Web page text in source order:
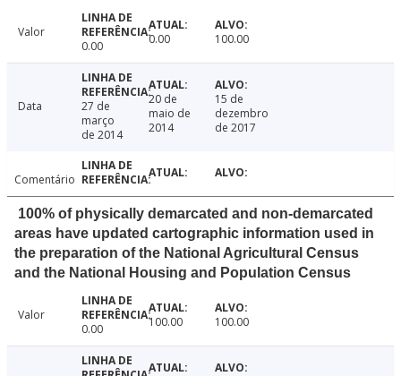
Valor
0.00
0.00 100.00
Data
27 de
março
de 2014
20 de
maio de
2014
15 de
dezembro
de 2017
Comentário
100% of physically demarcated and non-demarcated
areas have updated cartographic information used in
the preparation of the National Agricultural Census
and the National Housing and Population Census
Valor
0.00
100.00 100.00